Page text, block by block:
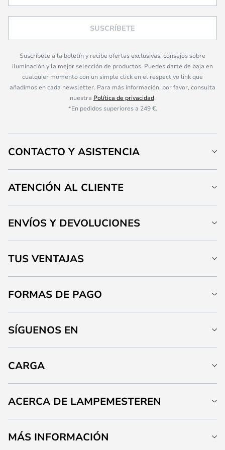
SUSCRÍBETE
Suscríbete a la boletín y recibe ofertas exclusivas, consejos sobre
iluminación y la mejor selección de productos. Puedes darte de baja en
cualquier momento con un simple click en el respectivo link que
añadimos en cada newsletter. Para más información, por favor, consulta
nuestra Política de privacidad.
*En pedidos superiores a 249 €.
CONTACTO Y ASISTENCIA
ATENCIÓN AL CLIENTE
ENVÍOS Y DEVOLUCIONES
TUS VENTAJAS
FORMAS DE PAGO
SÍGUENOS EN
CARGA
ACERCA DE LAMPEMESTEREN
MÁS INFORMACIÓN